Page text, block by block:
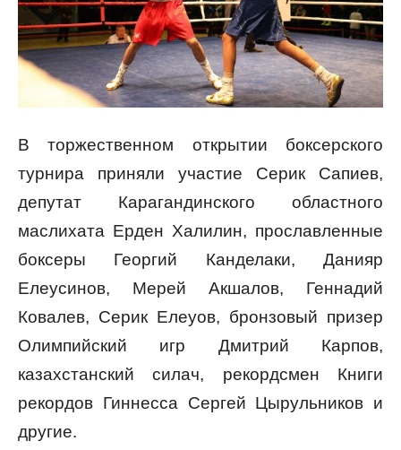
В торжественном открытии боксерского
турнира приняли участие Серик Сапиев,
депутат Карагандинского областного
маслихата Ерден Халилин, прославленные
боксеры Георгий Канделаки, Данияр
Елеусинов, Мерей Акшалов, Геннадий
Ковалев, Серик Елеуов, бронзовый призер
Олимпийский игр Дмитрий Карпов,
казахстанский силач, рекордсмен Книги
рекордов Гиннесса Сергей Цырульников и
другие.